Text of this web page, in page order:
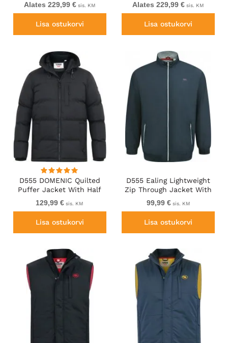
Alates 229,99 €sis. KM
Lisa ostukorvi
Alates 229,99 € sis. KM
Lisa ostukorvi
D555 DOMENIC Quilted
Puffer Jacket With Half
Micro Fleece Lining And
Hood Black
129,99 € sis. KM
Lisa ostukorvi
D555 Ealing Lightweight
Zip Through Jacket With
Zip Pockets Navy
99,99 €sis. KM
Lisa ostukorvi